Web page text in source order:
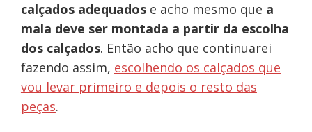
calçados adequados e acho mesmo que a
mala deve ser montada a partir da escolha
dos calçados. Então acho que continuarei
fazendo assim, escolhendo os calçados que
vou levar primeiro e depois o resto das
peças.